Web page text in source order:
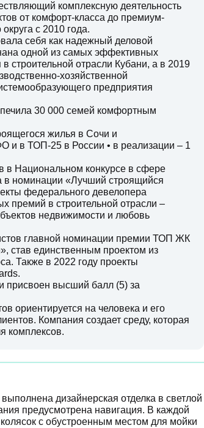
комплексную деятельность
от комфорт-класса до премиум-
с 2010 года.
себя как надежный деловой
одной из самых эффективных
строительной отрасли Кубани, а в 2019
хозяйственной
предприятия
30 000 семей комфортным
жилья в Сочи и
и в ТОП-25 в России • в реализации – 1
в Национальном конкурсе в сфере
в номинации «Лучший строящийся
федерального девелопера
премий в строительной отрасли –
недвижимости и любовь
главной номинации премии ТОП ЖК
став единственным проектом из
Также в 2022 году проекты
присвоен высший балл (5) за
ориентируется на человека и его
Компания создает среду, которая
комплексов.
дизайнерская отделка в светлой
предусмотрена навигация. В каждой
с обустроенным местом для мойки